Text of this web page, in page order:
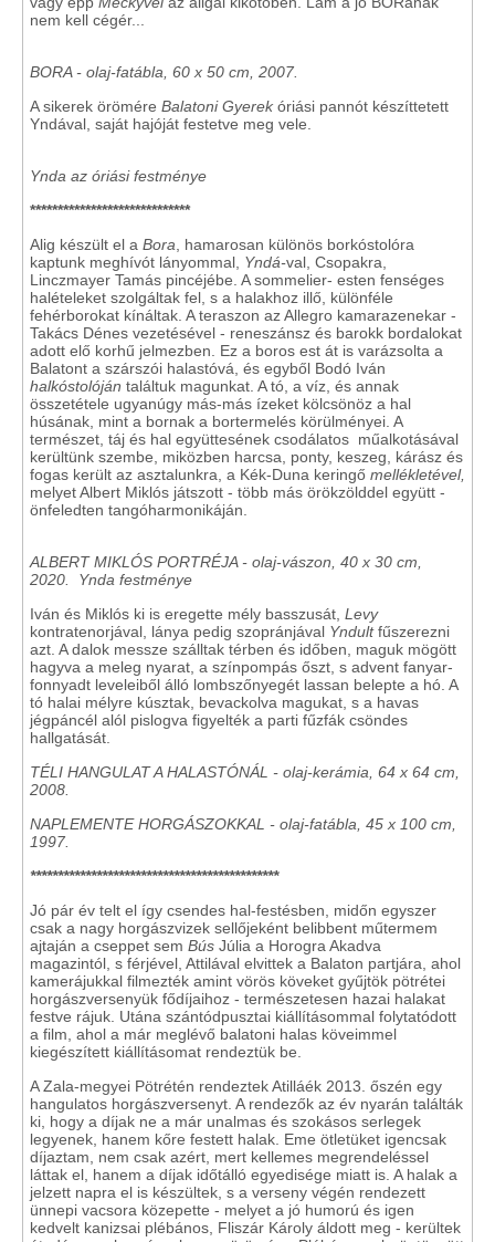
nem kell cégér...
BORA - olaj-fatábla, 60 x 50 cm, 2007.
A sikerek örömére Balatoni Gyerekóriási pannót készíttetett
Yndával, saját hajóját festetve meg vele.
Ynda az óriási festménye
*****************************
Alig készült el a Bora , hamarosan különös borkóstolóra
kaptunk meghívót lányommal, Yndá-val, Csopakra,
Linczmayer Tamás pincéjébe. A sommelier- esten fenséges
halételeket szolgáltak fel, s a halakhoz illő, különféle
fehérborokat kínáltak. A teraszon az Allegro kamarazenekar -
Takács Dénes vezetésével - reneszánsz és barokk bordalokat
adott elő korhű jelmezben. Ez a boros est át is varázsolta a
Balatont a szárszói halastóvá, és egyből Bodó Iván
halkóstolóján találtuk magunkat. A tó, a víz, és annak
összetétele ugyanúgy más-más ízeket kölcsönöz a hal
húsának, mint a bornak a bortermelés körülményei. A
természet, táj és hal együttesének csodálatos műalkotásával
kerültünk szembe, miközben harcsa, ponty, keszeg, kárász és
fogas került az asztalunkra, a Kék-Duna keringő mellékletével,
melyet Albert Miklós játszott - több más örökzölddel együtt -
önfeledten tangóharmonikáján.
ALBERT MIKLÓS PORTRÉJA - olaj-vászon, 40 x 30 cm,
2020. Ynda festménye
Iván és Miklós ki is eregette mély basszusát, Levy
kontratenorjával, lánya pedig szopránjával Yndultfűszerezni
azt. A dalok messze szálltak térben és időben, maguk mögött
hagyva a meleg nyarat, a színpompás őszt, s advent fanyar-
fonnyadt leveleiből álló lombszőnyegét lassan belepte a hó. A
tó halai mélyre kúsztak, bevackolva magukat, s a havas
jégpáncél alól pislogva figyelték a parti fűzfák csöndes
hallgatását.
TÉLI HANGULAT A HALASTÓNÁL - olaj-kerámia, 64 x 64 cm,
2008.
NAPLEMENTE HORGÁSZOKKAL - olaj-fatábla, 45 x 100 cm,
1997.
*********************************************
Jó pár év telt el így csendes hal-festésben, midőn egyszer
csak a nagy horgászvizek sellőjeként belibbent műtermem
ajtaján a cseppet sem Bús Júlia a Horogra Akadva
magazintól, s férjével, Attilával elvittek a Balaton partjára, ahol
kamerájukkal filmezték amint vörös köveket gyűjtök pötrétei
horgászversenyük fődíjaihoz - természetesen hazai halakat
festve rájuk. Utána szántódpusztai kiállításommal folytatódott
a film, ahol a már meglévő balatoni halas köveimmel
kiegészített kiállításomat rendeztük be.
A Zala-megyei Pötrétén rendeztek Atilláék 2013. őszén egy
hangulatos horgászversenyt. A rendezők az év nyarán találták
ki, hogy a díjak ne a már unalmas és szokásos serlegek
legyenek, hanem kőre festett halak. Eme ötletüket igencsak
díjaztam, nem csak azért, mert kellemes megrendeléssel
láttak el, hanem a díjak időtálló egyedisége miatt is. A halak a
jelzett napra el is készültek, s a verseny végén rendezett
ünnepi vacsora közepette - melyet a jó humorú és igen
kedvelt kanizsai plébános, Fliszár Károly áldott meg - kerültek